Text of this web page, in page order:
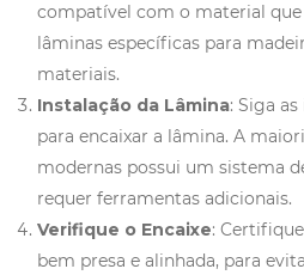
compatível com o material
lâminas específicas para
materiais.
Instalação da Lâmina: Siga
para encaixar a lâmina. A
modernas possui um sistema
requer ferramentas adicionais.
Verifique o Encaixe:
bem presa e alinhada, para